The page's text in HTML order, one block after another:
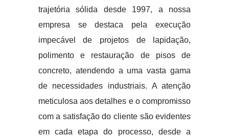
trajetória sólida desde 1997, a nossa
empresa se destaca pela execução
impecável de projetos de lapidação,
polimento e restauração de pisos de
concreto, atendendo a uma vasta gama
de necessidades industriais. A atenção
meticulosa aos detalhes e o compromisso
com a satisfação do cliente são evidentes
em cada etapa do processo, desde a